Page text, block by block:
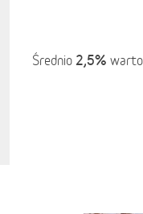
Średnio 2,5%